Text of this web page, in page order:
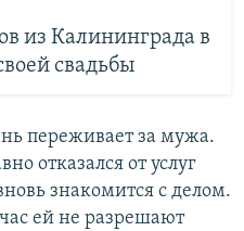
из Калининграда в
свадьбы
переживает за мужа.
отказался от услуг
знакомится с делом.
ей не разрешают